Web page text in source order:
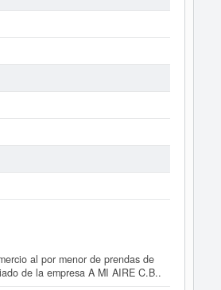
al por menor de prendas de
de la empresa A MI AIRE C.B..